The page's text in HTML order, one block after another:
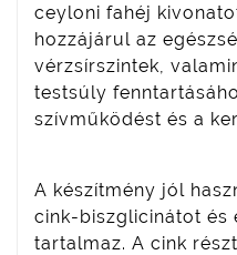
ceyloni fahéj
hozzájárul az
vérzsírszintek,
testsúly
szívműködést és a
A készítmény jól
cink-biszglicinátot és
tartalmaz. A cink